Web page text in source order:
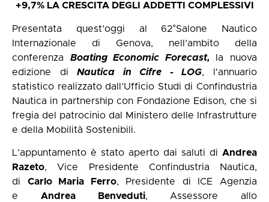
+9,7% LA CRESCITA DEGLI ADDETTI COMPLESSIVI
Presentata quest’oggi al 62°Salone Nautico
Internazionale di Genova, nell’ambito della
conferenza Boating Economic Forecast, la nuova
edizione diNautica in Cifre - LOG, l'annuario
statistico realizzato dall’Ufficio Studi di Confindustria
Nautica in partnership con Fondazione Edison, che si
fregia del patrocinio dal Ministero delle Infrastrutture
e della Mobilità Sostenibili.
L’appuntamento è stato aperto dai saluti di Andrea
Razeto, Vice Presidente Confindustria Nautica,
di Carlo Maria Ferro, Presidente di ICE Agenzia
e Andrea Benveduti, Assessore allo